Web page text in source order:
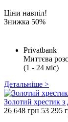
Ціни навпіл!
Знижка 50%
Privatbank
Миттєва
(1 - 24 міс)
Детальніше >
Золотий хрестик
26 648 грн 53 295